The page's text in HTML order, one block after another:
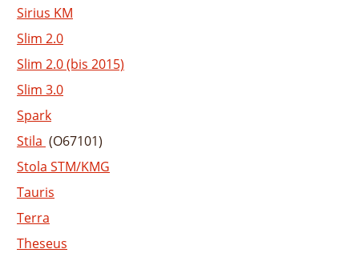
Sirius KM
Slim 2.0
Slim 2.0 (bis 2015)
Slim 3.0
Spark
Stila (O67101)
Stola STM/KMG
Tauris
Terra
Theseus